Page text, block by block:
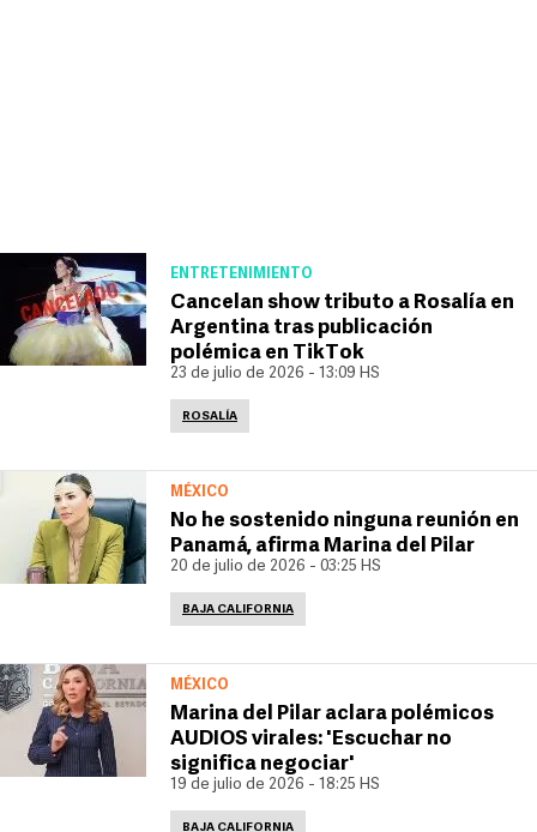
ENTRETENIMIENTO
Cancelan show tributo a Rosalía en
Argentina tras publicación
polémica en TikTok
23 de julio de 2026 - 13:09 HS
ROSALÍA
MÉXICO
No he sostenido ninguna reunión en
Panamá, afirma Marina del Pilar
20 de julio de 2026 - 03:25 HS
BAJA CALIFORNIA
MÉXICO
Marina del Pilar aclara polémicos
AUDIOS virales: 'Escuchar no
significa negociar'
19 de julio de 2026 - 18:25 HS
BAJA CALIFORNIA